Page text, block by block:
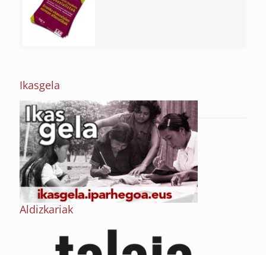
Ikasgela
Aldizkariak